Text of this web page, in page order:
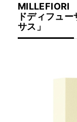
MILLEFIORI
ドディフュ
サス」